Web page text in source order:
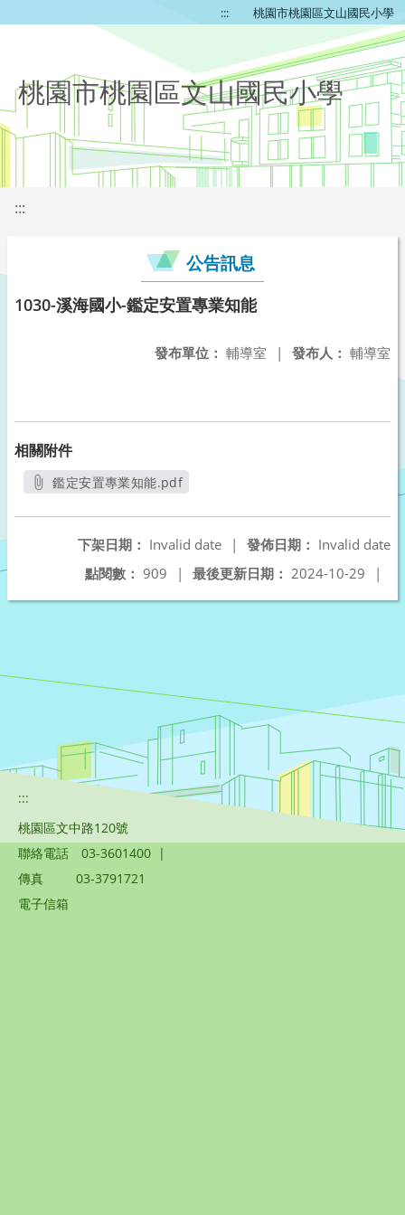
::: 桃園市桃園區文山國民小學
桃園市桃園區文山國民小學
:::
公告訊息
1030-溪海國小-鑑定安置專業知能
發布人： 輔導室
發布單位： 輔導室 |
相關附件
鑑定安置專業知能.pdf
發佈日期： Invalid date
下架日期： Invalid date
|
最後更新日期： 2024-10-29 |
點閱數： 909 |
:::
桃園區文中路120號
聯絡電話
03-3601400 |
傳真
03-3791721
電子信箱